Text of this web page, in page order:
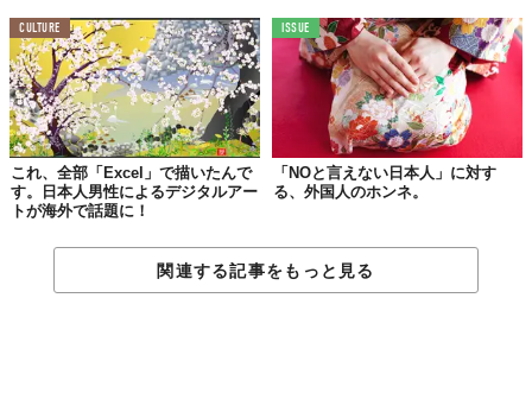
CULTURE
これ、全部「Excel」で描いたんで
す。日本人男性によるデジタルアー
トが海外で話題に！
ISSUE
「NOと言えない日本人」に対す
る、外国人のホンネ。
関連する記事をもっと見る